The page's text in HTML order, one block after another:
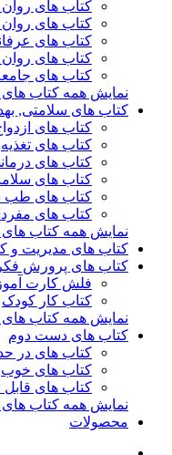
کتاب های
کتاب های
کتاب های
کتاب های
کتاب های
نمایش همه کتاب
کتاب های سلامتی,
کتاب های
کتاب های
کتاب های
کتاب های
کتاب های طب
کتاب های
نمایش همه کتاب
کتاب های مدیریت و
کتاب های پرورش
فلش کارت
کتاب کار کودک
نمایش همه کتاب
کتاب های دست دوم
کتاب های در
کتاب های خوب
کتاب های قابل
نمایش همه کتاب
محصولات